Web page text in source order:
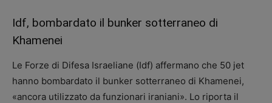
Idf, bombardato il bunker sotterraneo di
Khamenei
Le Forze di Difesa Israeliane (Idf) affermano che 50 jet
hanno bombardato il bunker sotterraneo di Khamenei,
«ancora utilizzato da funzionari iraniani». Lo riporta il